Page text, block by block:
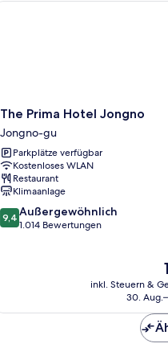
The
Prima
Hotel
Jongno
Jongno-
gu
The Prima Hotel Jongno
Jongno-gu
Parkplätze verfügbar
Kostenloses WLAN
Restaurant
Klimaanlage
9.4
von
9,4 Außergewöhnlich
1.014 Bewertungen
inkl. Steuern &
30.
Prima Hotel Jongno